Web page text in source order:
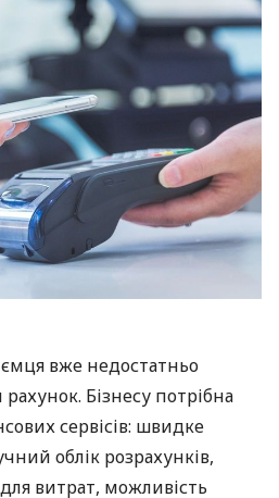
вже недостатньо
Бізнесу потрібна
сервісів: швидке
облік розрахунків,
витрат, можливість